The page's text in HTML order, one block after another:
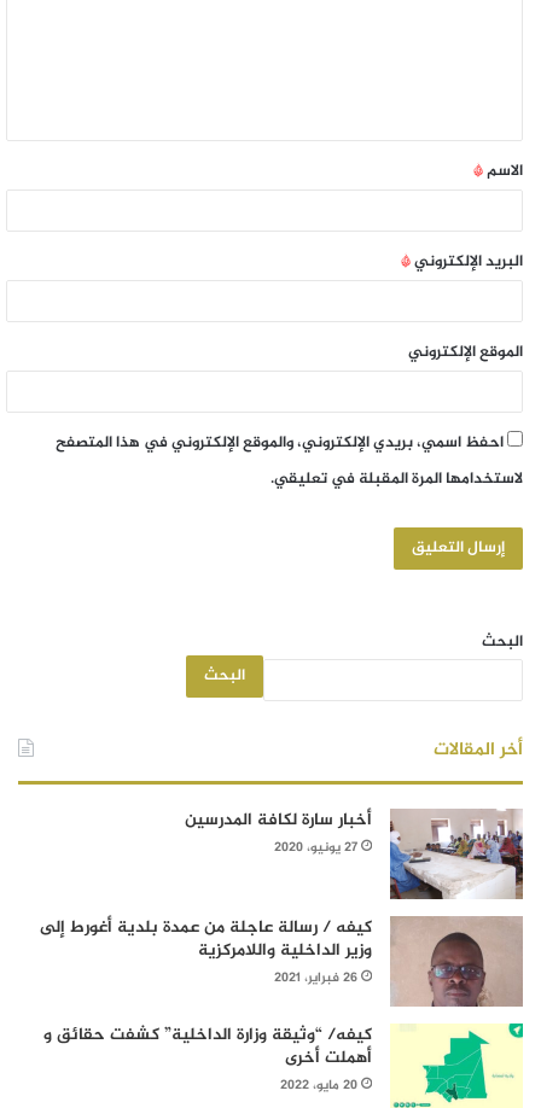
الاسم*
البريد الإلكتروني*
الموقع الإلكتروني
احفظ اسمي، بريدي الإلكتروني، والموقع الإلكتروني في هذا المتصفح
لاستخدامها المرة المقبلة في تعليقي.
البحث
البحث
أخر المقالات
أخبار سارة لكافة المدرسين
27 يونيو، 2020
كيفه / رسالة عاجلة من عمدة بلدية أغورط إلى
وزير الداخلية واللامركزية
26 فبراير، 2021
كيفه/ “وثيقة وزارة الداخلية” كشفت حقائق و
أهملت أخرى
20 مايو، 2022